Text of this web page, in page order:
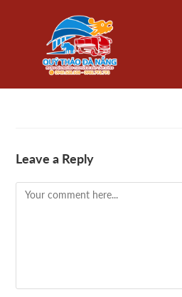
Leave a Reply